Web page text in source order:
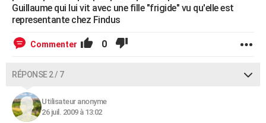
COPAINS D'AVANT
S'inscrire
Se connecter
Lycées
Collèges
Primaires
Universités
Entreprises
Service militaire
Avis de recherche
AVIS DE DÉCÈS
FORUM
Bricolage
Lifestyle
Culture
Sport
Auto
Television
Voyage
Cinema
Guillaume qui lui vit avec une fille "frigide" vu qu'elle est
representante chez Findus
Commenter 0
RÉPONSE 2 / 7
Utilisateur anonyme
26 juil. 2009 à 13:02